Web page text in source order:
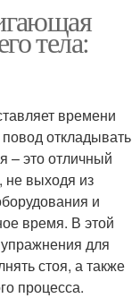
по уходу
тела:
времени
откладывать
– это отличный
не выходя из
и
время. В этой
для
стоя, а также
процесса.